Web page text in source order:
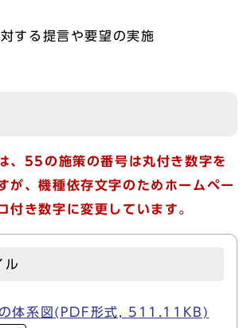
する提言や要望の実施
、55の施策の番号は丸付き数字を
が、機種依存文字のためホームペー
付き数字に変更しています。
ル
体系図(PDF形式, 511.11KB)